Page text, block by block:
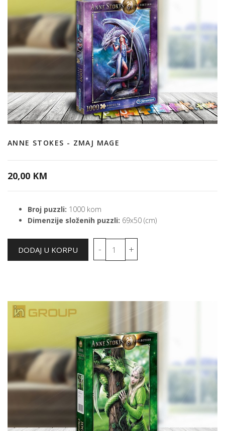
ANNE STOKES - ZMAJ MAGE
20,00 KM
Broj puzzli: 1000 kom
Dimenzije složenih puzzli: 69x50 (cm)